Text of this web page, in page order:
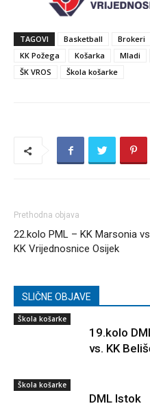
TAGOVI Basketball Brokeri
KK Požega
Košarka Mladi
ŠK VROS
Škola košarke
Prethodna objava
22.kolo PML – KK Marsonia
KK Vrijednosnice Osijek
SLIČNE OBJAVE
Škola košarke
19.kolo
vs. KK
Škola košarke
DML Istok